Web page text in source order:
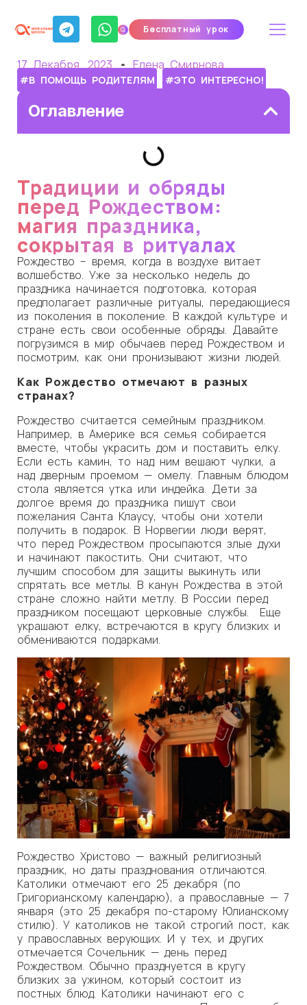
Бесплатный урок
17 Декабря, 2023 Елена Смирнова
#В ПОМОЩЬ РОДИТЕЛЯМ #ЭТО ИНТЕРЕСНО!
Оглавление
Традиции и обряды
перед Рождеством:
магия праздника,
сокрытая в ритуалах
Рождество – время, когда в воздухе витает
волшебство. Уже за несколько недель до
праздника начинается подготовка, которая
предполагает различные ритуалы, передающиеся
из поколения в поколение. В каждой культуре и
стране есть свои особенные обряды. Давайте
погрузимся в мир обычаев перед Рождеством и
посмотрим, как они пронизывают жизни людей.
Как Рождество отмечают в разных
странах?
Рождество считается семейным праздником.
Например, в Америке вся семья собирается
вместе, чтобы украсить дом и поставить елку.
Если есть камин, то над ним вешают чулки, а
над дверным проемом — омелу. Главным блюдом
стола является утка или индейка. Дети за
долгое время до праздника пишут свои
пожелания Санта Клаусу, чтобы они хотели
получить в подарок. В Норвегии люди верят,
что перед Рождеством просыпаются злые духи
и начинают пакостить. Они считают, что
лучшим способом для защиты выкинуть или
спрятать все метлы. В канун Рождества в этой
стране сложно найти метлу. В России перед
праздником посещают церковные службы. Еще
украшают елку, встречаются в кругу близких и
обмениваются подарками.
Рождество Христово — важный религиозный
праздник, но даты празднования отличаются.
Католики отмечают его 25 декабря (по
Григорианскому календарю), а православные — 7
января (это 25 декабря по-старому Юлианскому
стилю). У католиков не такой строгий пост, как
у православных верующих. И у тех, и других
отмечается Сочельник — день перед
Рождеством. Обычно празднуется в кругу
близких за ужином, который состоит из
постных блюд. Католики начинают его с